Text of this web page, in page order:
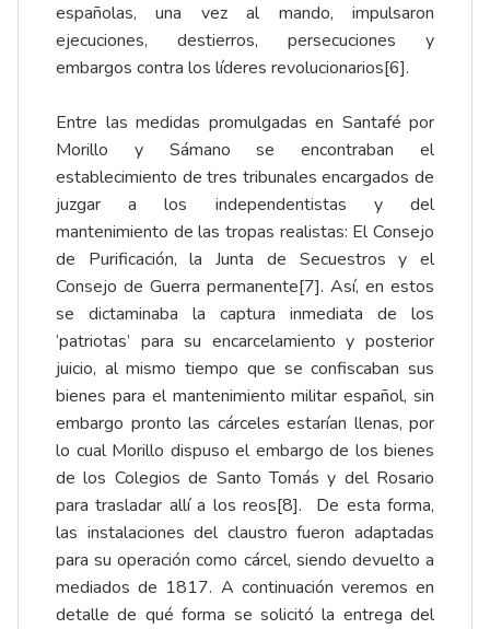
españolas, una vez al mando, impulsaron
ejecuciones, destierros, persecuciones y
embargos contra los líderes revolucionarios[6].
Entre las medidas promulgadas en Santafé por
Morillo y Sámano se encontraban el
establecimiento de tres tribunales encargados de
juzgar a los independentistas y del
mantenimiento de las tropas realistas: El Consejo
de Purificación, la Junta de Secuestros y el
Consejo de Guerra permanente[7]. Así, en estos
se dictaminaba la captura inmediata de los
‘patriotas’ para su encarcelamiento y posterior
juicio, al mismo tiempo que se confiscaban sus
bienes para el mantenimiento militar español, sin
embargo pronto las cárceles estarían llenas, por
lo cual Morillo dispuso el embargo de los bienes
de los Colegios de Santo Tomás y del Rosario
para trasladar allí a los reos[8]. De esta forma,
las instalaciones del claustro fueron adaptadas
para su operación como cárcel, siendo devuelto a
mediados de 1817. A continuación veremos en
detalle de qué forma se solicitó la entrega del